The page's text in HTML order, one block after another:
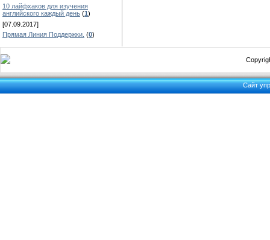
10 лайфхаков для изучения
английского каждый день (1)
[07.09.2017]
Прямая Линия Поддержки. (0)
Сайт